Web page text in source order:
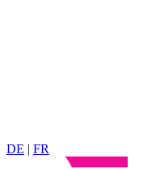
DE | FR